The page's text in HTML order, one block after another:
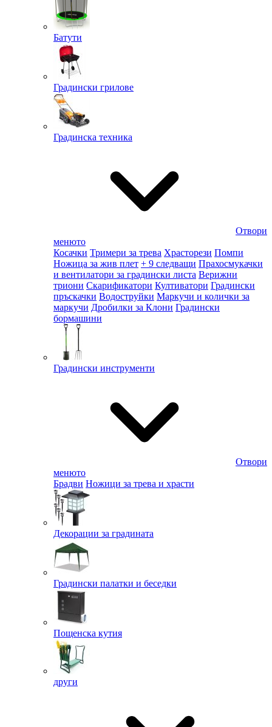
Батути
Градински грилове
Градинска техника
Отвори
менюто
Косачки Тримери за трева Храсторези Помпи
Ножица за жив плет + 9 следващи Прахосмукачки
и вентилатори за градински листа Верижни
триони Скарификатори Култиватори Градински
пръскачки Водоструйки Маркучи и колички за
маркучи Дробилки за Клони Градински
бормашини
Градински инструменти
Отвори
менюто
Брадви Ножици за трева и храсти
Декорации за градината
Градински палатки и беседки
Пощенска кутия
други